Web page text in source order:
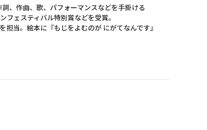
、作曲、歌、パフォーマンスなどを手掛ける
ェスティバル特別賞などを受賞。
当。絵本に『もじをよむのが にがてなんです』